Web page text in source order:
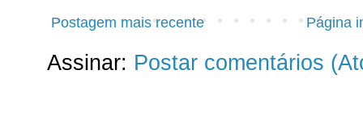
Postagem mais recente Página
Assinar: Postar comentários